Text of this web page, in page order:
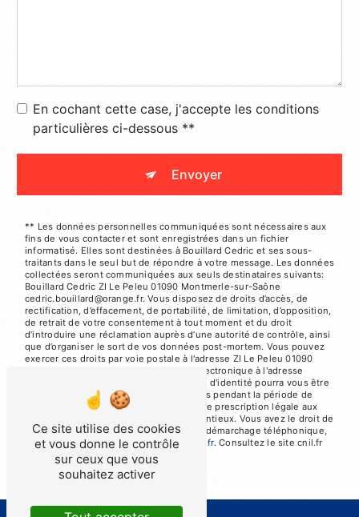
En cochant cette case, j'accepte les conditions
particulières ci-dessous **
Envoyer
** Les données personnelles communiquées sont nécessaires aux
fins de vous contacter et sont enregistrées dans un fichier
informatisé. Elles sont destinées à Bouillard Cedric et ses sous-
traitants dans le seul but de répondre à votre message. Les données
collectées seront communiquées aux seuls destinataires suivants:
Bouillard Cedric ZI Le Peleu 01090 Montmerle-sur-Saône
cedric.bouillard@orange.fr. Vous disposez de droits d’accès, de
rectification, d’effacement, de portabilité, de limitation, d’opposition,
de retrait de votre consentement à tout moment et du droit
d’introduire une réclamation auprès d’une autorité de contrôle, ainsi
que d’organiser le sort de vos données post-mortem. Vous pouvez
exercer ces droits par voie postale à l'adresse ZI Le Peleu 01090
Montmerle-sur-Saône ou par courrier électronique à l'adresse
cedric.bouillard@orange.fr. Un justificatif d'identité pourra vous être
demandé. Nous conservons vos données pendant la période de
prise de contact puis pendant la durée de prescription légale aux
fins probatoires et de gestion des contentieux. Vous avez le droit de
vous inscrire sur la liste d'opposition au démarchage téléphonique,
disponible à cette adresse: Bloctel.gouv.fr. Consultez le site cnil.fr
pour plus d’informations sur vos droits.
Ce site utilise des cookies
et vous donne le contrôle
sur ceux que vous
souhaitez activer